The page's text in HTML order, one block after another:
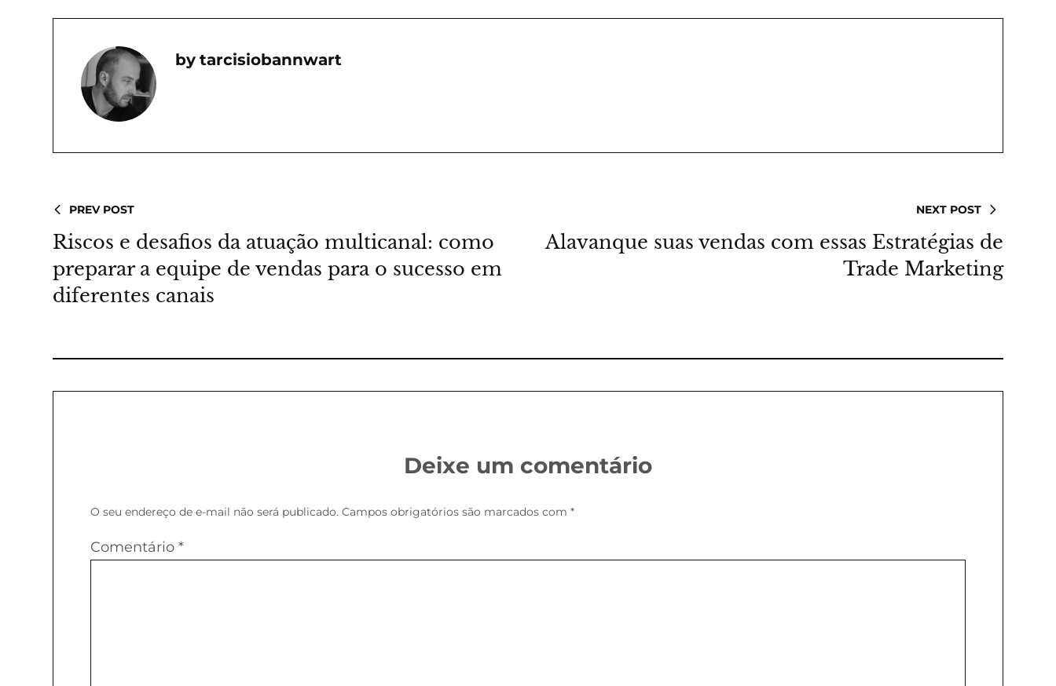
Tarcisiobannwart
PREV POST
Riscos e desafios da atuação multicanal: como
preparar a equipe de vendas para o sucesso em
diferentes canais
NEXT POST
Alavanque suas vendas com essas Estratégias de
Trade Marketing
Deixe um comentário
O seu endereço de e-mail não será publicado. Campos obrigatórios são marcados com*
Comentário*